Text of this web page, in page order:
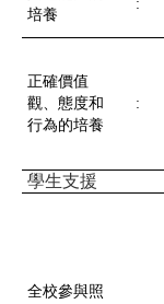
培養
:
正確價值
觀、態度和
行為的培養
:
學生支援
全校參與照